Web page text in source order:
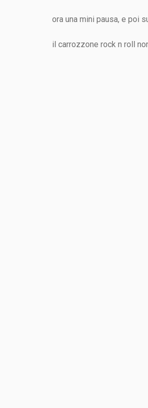
ora una mini pausa, e poi
il carrozzone rock n roll